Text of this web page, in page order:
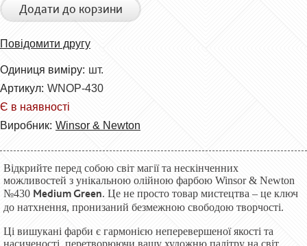
Додати до корзини
Повідомити другу
Одиниця виміру: шт.
Артикул: WNOP-430
Є в наявності
Виробник: Winsor & Newton
Відкрийте перед собою світ магії та нескінченних
можливостей з унікальною олійною фарбою Winsor & Newton
№430 Medium Green. Це не просто товар мистецтва – це ключ
до натхнення, пронизаний безмежною свободою творчості.
Ці вишукані фарби є гармонією неперевершеної якості та
насиченості, перетворюючи вашу художню палітру на світ